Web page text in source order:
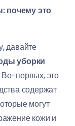
почему это
давайте
уборки
Во-первых, это
содержат
могут
кожи и